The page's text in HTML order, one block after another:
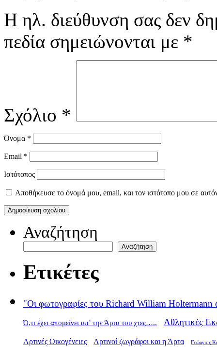
Η ηλ. διεύθυνση σας δεν
πεδία σημειώνονται με *
Σχόλιο *
Όνομα *
Email *
Ιστότοπος
Αποθήκευσε το όνομά μου, email, και τον ιστότοπο μου σε
Αναζήτηση
Αναζήτηση
Ετικέτες
"Οι φωτογραφίες του Richard William Holtermann
Ό,τι έχει απομείνει απ’ την Άρτα του χτες….. Αθλητικές
Αρτινές Οικογένειες Αρτινοί ζωγράφοι και η Άρτα Γεώργιος